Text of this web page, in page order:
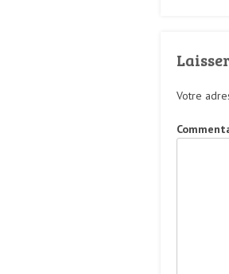
Votre